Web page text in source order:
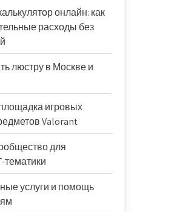
онлайн: как
расходы без
люстру в Москве и
игровых
Valorant
для
тематики
услуги и помощь